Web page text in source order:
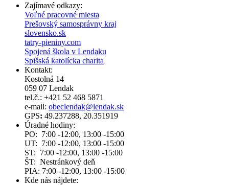
Zajímavé odkazy:
Voľné pracovné miesta
Prešovský samosprávny kraj
slovensko.sk
tatry-pieniny.com
Spojená škola v Lendaku
Spišská katolícka charita
Kontakt:
Kostolná 14
059 07 Lendak
tel.č.: +421 52 468 5871
e-mail: obeclendak@lendak.sk
GPS: 49.237288, 20.351919
Úradné hodiny:
PO: 7:00 -12:00, 13:00 -15:00
UT: 7:00 -12:00, 13:00 -15:00
ST: 7:00 -12:00, 13:00 -15:00
ŠT: Nestránkový deň
PIA: 7:00 -12:00, 13:00 -15:00
Kde nás nájdete: